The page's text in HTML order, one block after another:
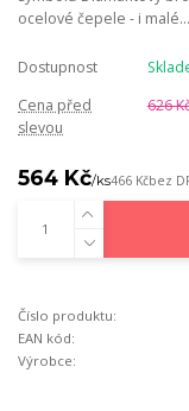
ocelové čepele - i malé...
Dostupnost
Cena před
slevou
626
564 Kč/ks466 Kčbez
Číslo produktu:
EAN kód:
Výrobce: